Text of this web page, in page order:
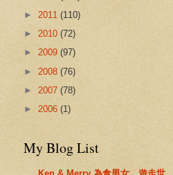
► 2011 (110)
► 2010 (72)
► 2009 (97)
► 2008 (76)
► 2007 (78)
► 2006 (1)
My Blog List